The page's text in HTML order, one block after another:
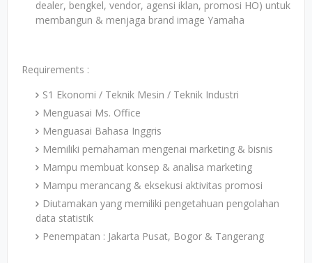
dealer, bengkel, vendor, agensi iklan, promosi HO) untuk
membangun & menjaga brand image Yamaha
Requirements :
S1 Ekonomi / Teknik Mesin / Teknik Industri
Menguasai Ms. Office
Menguasai Bahasa Inggris
Memiliki pemahaman mengenai marketing & bisnis
Mampu membuat konsep & analisa marketing
Mampu merancang & eksekusi aktivitas promosi
Diutamakan yang memiliki pengetahuan pengolahan
data statistik
Penempatan : Jakarta Pusat, Bogor & Tangerang